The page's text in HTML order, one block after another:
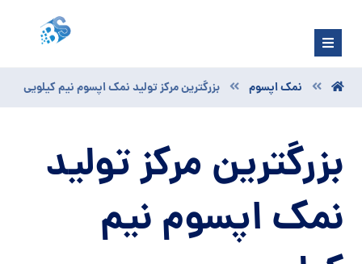
نمک اپسوم بزرگترین مرکز تولید نمک اپسوم نیم کیلویی
بزرگترین مرکز تولید
نمک اپسوم نیم